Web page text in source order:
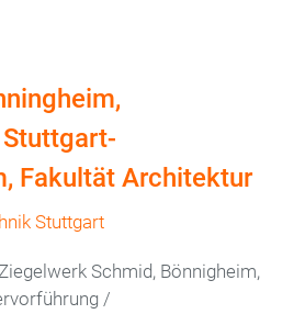
Fakultät Architektur
Stuttgart
Schmid, Bönnigheim,
/